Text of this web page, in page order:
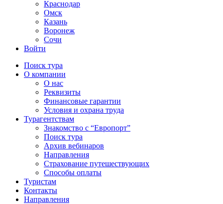
Краснодар
Омск
Казань
Воронеж
Сочи
Войти
Поиск тура
О компании
О нас
Реквизиты
Финансовые гарантии
Условия и охрана труда
Турагентствам
Знакомство с “Европорт”
Поиск тура
Архив вебинаров
Направления
Страхование путешествующих
Способы оплаты
Туристам
Контакты
Направления